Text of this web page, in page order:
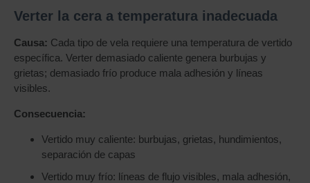
Verter la cera a temperatura inadecuada
Causa: Cada tipo de vela requiere una temperatura de vertido
específica. Verter demasiado caliente genera burbujas y
grietas; demasiado frío produce mala adhesión y líneas
visibles.
Consecuencia:
Vertido muy caliente: burbujas, grietas, hundimientos,
separación de capas
Vertido muy frío: líneas de flujo visibles, mala adhesión,